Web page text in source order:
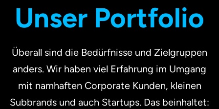
Unser Portfolio
Überall sind die Bedürfnisse und Zielgruppen
anders. Wir haben viel Erfahrung im Umgang
mit namhaften Corporate Kunden, kleinen
Subbrands und auch Startups. Das beinhaltet: